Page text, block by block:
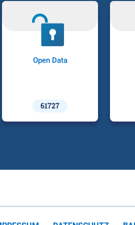
Open Data
61727